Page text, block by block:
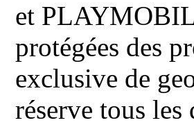
et
protégées des
exclusive de
réserve tous